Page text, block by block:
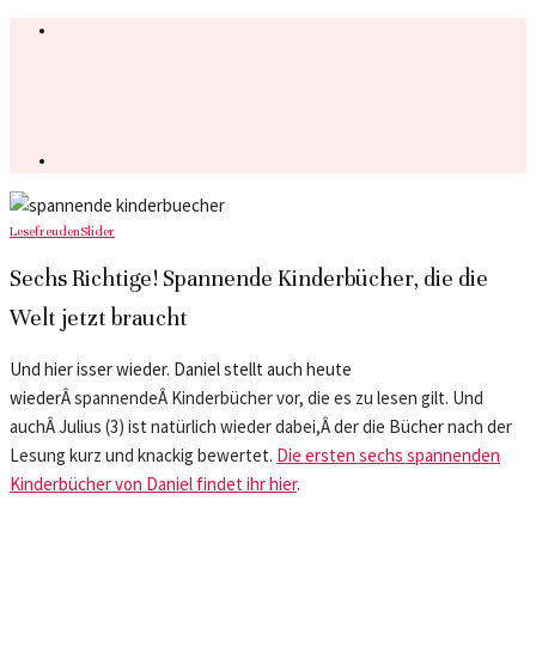
LesefreudenSlider
Sechs Richtige! Spannende Kinderbücher, die die
Welt jetzt braucht
Und hier isser wieder. Daniel stellt auch heute
wiederÂ spannendeÂ Kinderbücher vor, die es zu lesen gilt. Und
auchÂ Julius (3) ist natürlich wieder dabei,Â der die Bücher nach der
Lesung kurz und knackig bewertet. Die ersten sechs spannenden
Kinderbücher von Daniel findet ihr hier.